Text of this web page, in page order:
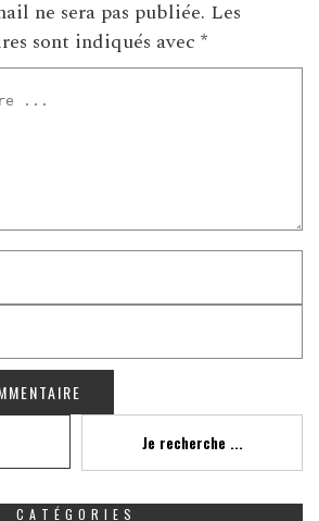
ne sera pas publiée. Les
sont indiqués avec *
Je recherche ...
CATÉGORIES